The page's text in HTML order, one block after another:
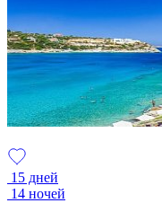
15 дней
14 ночей